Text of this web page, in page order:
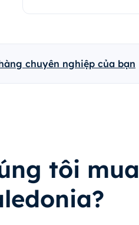
chuyên nghiệp của bạn
tôi mua